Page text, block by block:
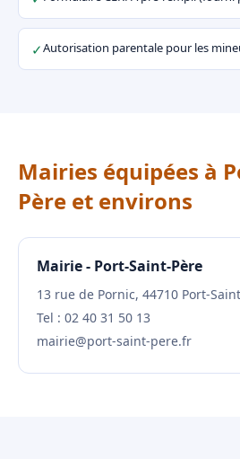
✓Autorisation parentale pour les
Mairies équipées à
Père et environs
Mairie - Port-Saint-Père
13 rue de Pornic, 44710 Port-
Tel : 02 40 31 50 13
mairie@port-saint-pere.fr